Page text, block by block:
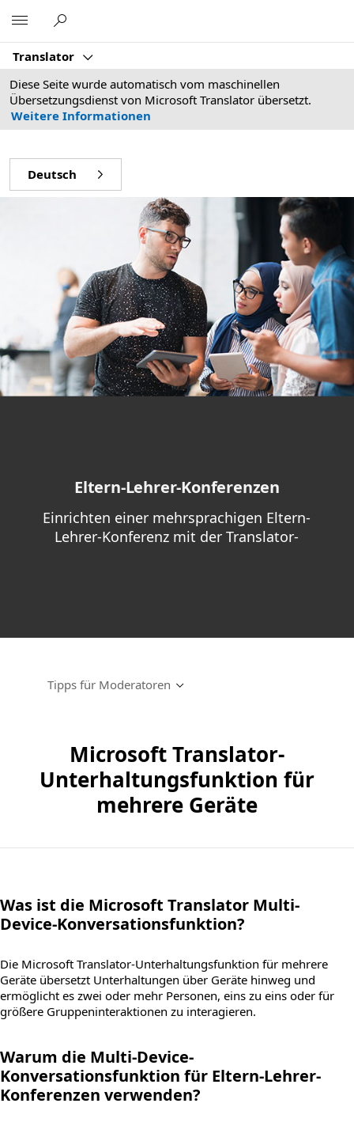
Translator
Diese Seite wurde automatisch vom maschinellen
Übersetzungsdienst von Microsoft Translator übersetzt.
Weitere Informationen
Deutsch
Eltern-Lehrer-Konferenzen
Einrichten einer mehrsprachigen Eltern-
Lehrer-Konferenz mit der Translator-
Tipps für Moderatoren
Microsoft Translator-
Unterhaltungsfunktion für
mehrere Geräte
Was ist die Microsoft Translator Multi-
Device-Konversationsfunktion?
Die Microsoft Translator-Unterhaltungsfunktion für mehrere
Geräte übersetzt Unterhaltungen über Geräte hinweg und
ermöglicht es zwei oder mehr Personen, eins zu eins oder für
größere Gruppeninteraktionen zu interagieren.
Warum die Multi-Device-
Konversationsfunktion für Eltern-Lehrer-
Konferenzen verwenden?